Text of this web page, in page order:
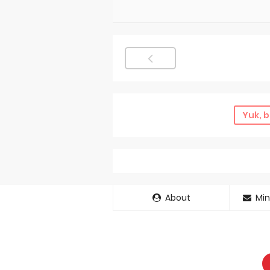
Yuk,
About